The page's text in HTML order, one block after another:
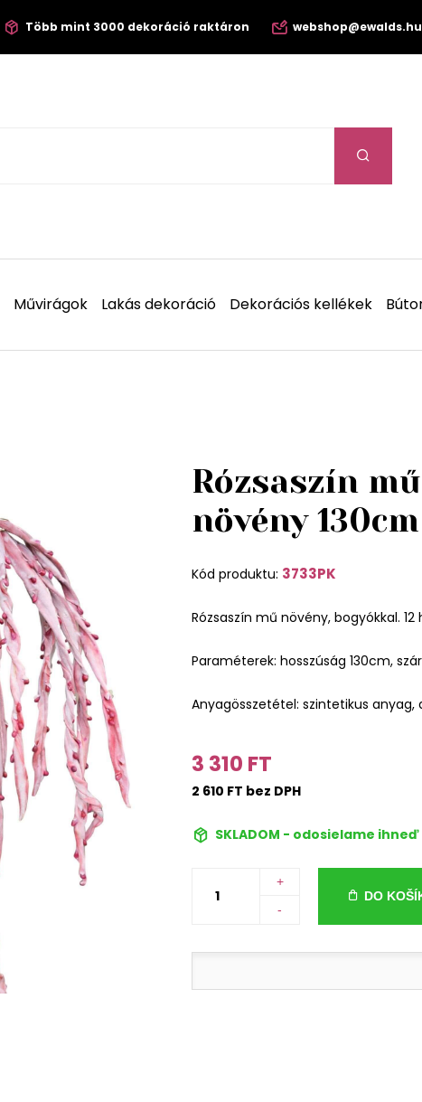
Több mint 3000 dekoráció raktáron webshop@ewalds.hu
Művirágok Lakás dekoráció Dekorációs kellékek
Rózsaszín
növény 130cm
Kód produktu: 3733PK
Rózsaszín mű növény, bogyókkal.
Paraméterek: hosszúság 130cm,
Anyagösszetétel: szintetikus anyag,
3 310 FT
2 610 FT bez DPH
SKLADOM - odosielame ihneď
+
-
DO